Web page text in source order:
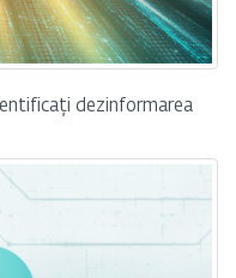
dezinformarea